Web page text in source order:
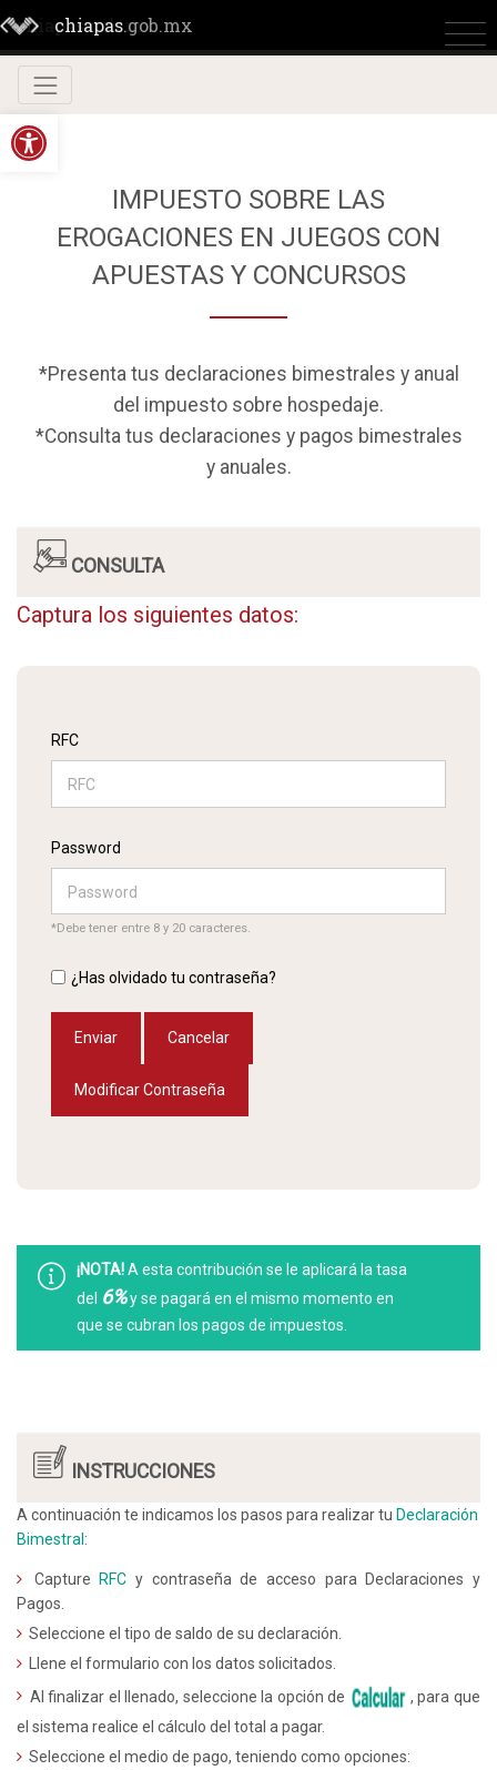
chiapas.gob.mx
chiapas.gob.mx
Abrir barra de herramientas
IMPUESTO SOBRE LAS
EROGACIONES EN JUEGOS CON
APUESTAS Y CONCURSOS
*Presenta tus declaraciones bimestrales y anual
del impuesto sobre hospedaje.
*Consulta tus declaraciones y pagos bimestrales
y anuales.
CONSULTA
Captura los siguientes datos:
RFC
Password
*Debe tener entre 8 y 20 caracteres.
¿Has olvidado tu contraseña?
Enviar Cancelar
Modificar Contraseña
¡NOTA!A esta contribución se le aplicará la tasa
del 6%y se pagará en el mismo momento en
que se cubran los pagos de impuestos.
INSTRUCCIONES
A continuación te indicamos los pasos para realizar tu Declaración
Bimestral :
Capture RFC y contraseña de acceso para Declaraciones y
Pagos.
Seleccione el tipo de saldo de su declaración.
Llene el formulario con los datos solicitados.
Al finalizar el llenado, seleccione la opción de
, para que
el sistema realice el cálculo del total a pagar.
Seleccione el medio de pago, teniendo como opciones: